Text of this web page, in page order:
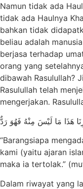
Namun tidak ada
tidak ada Haulnya
bahkan tidak
beliau adalah
berjasa terhadap
orang yang
dibawah Rasulullah?
Rasulullah telah
mengerjakan.
هَذَا مَا لَيْسَ مِنْهُ فَهُوَ رَدٌّ
“Barangsiapa
kami (yaitu ajaran
maka ia tertolak.”
Dalam riwayat yang